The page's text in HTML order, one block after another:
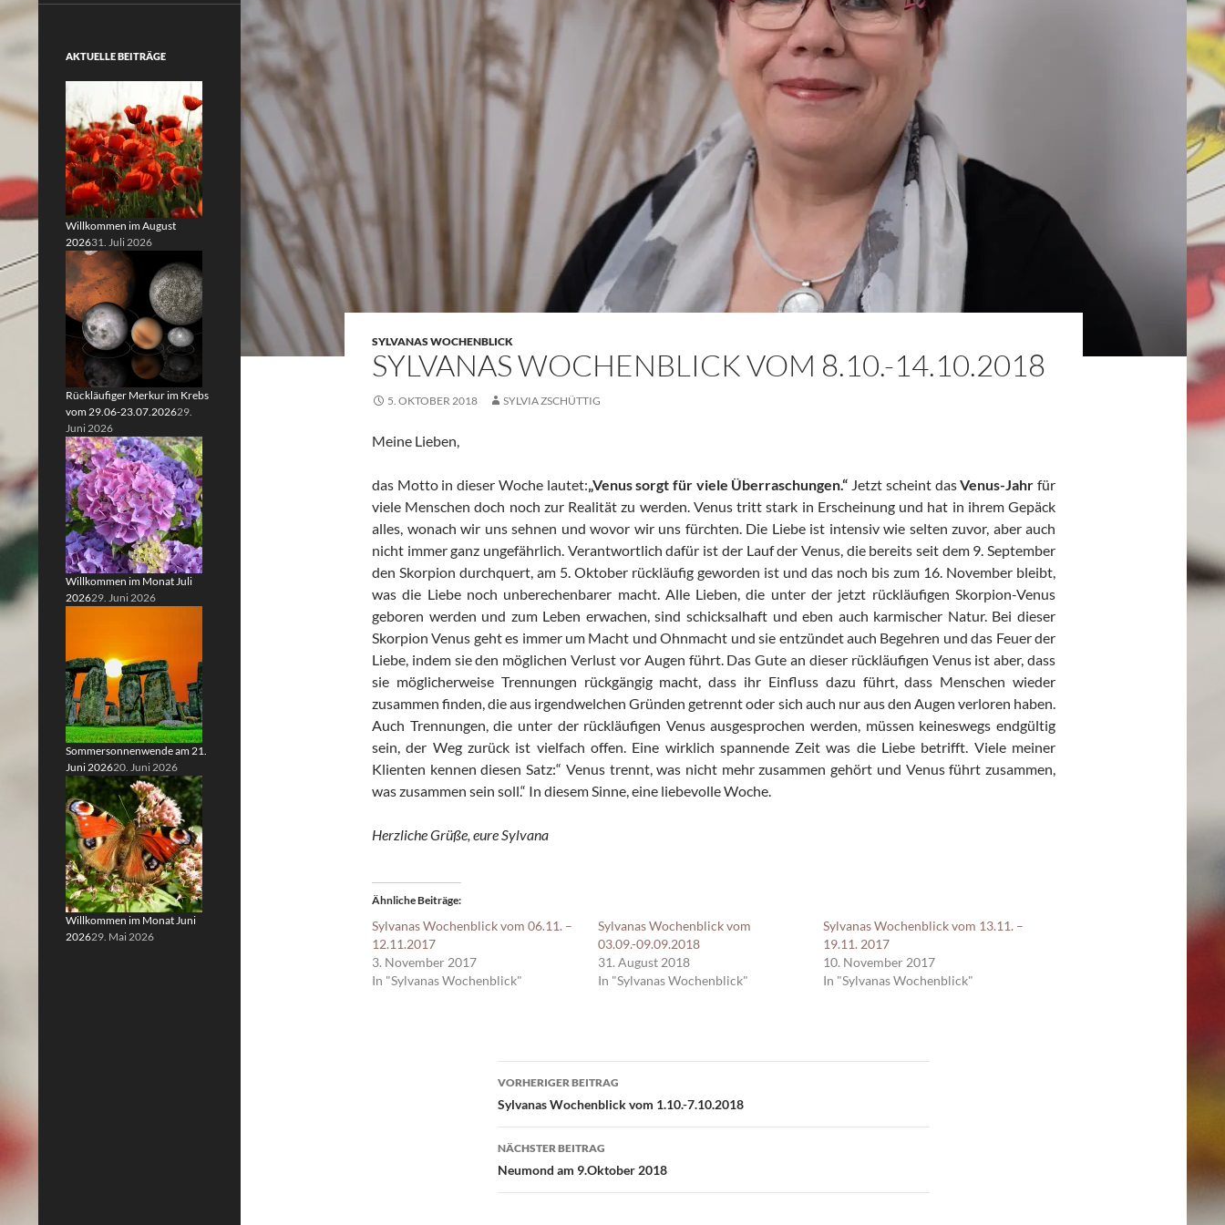
SYLVANAS WOCHENBLICK
SYLVANAS WOCHENBLICK VOM 8.10.-14.10.2018
5. OKTOBER 2018 SYLVIA ZSCHÜTTIG
Meine Lieben,
das Motto in dieser Woche lautet:„Venus sorgt für viele Überraschungen.“ Jetzt scheint dasVenus-Jahr für
viele Menschen doch noch zur Realität zu werden. Venus tritt stark in Erscheinung und hat in ihrem Gepäck
alles, wonach wir uns sehnen und wovor wir uns fürchten. Die Liebe ist intensiv wie selten zuvor, aber auch
nicht immer ganz ungefährlich. Verantwortlich dafür ist der Lauf der Venus, die bereits seit dem 9. September
den Skorpion durchquert, am 5. Oktober rückläufig geworden ist und das noch bis zum 16. November bleibt,
was die Liebe noch unberechenbarer macht. Alle Lieben, die unter der jetzt rückläufigen Skorpion-Venus
geboren werden und zum Leben erwachen, sind schicksalhaft und eben auch karmischer Natur. Bei dieser
Skorpion Venus geht es immer um Macht und Ohnmacht und sie entzündet auch Begehren und das Feuer der
Liebe, indem sie den möglichen Verlust vor Augen führt. Das Gute an dieser rückläufigen Venus ist aber, dass
sie möglicherweise Trennungen rückgängig macht, dass ihr Einfluss dazu führt, dass Menschen wieder
zusammen finden, die aus irgendwelchen Gründen getrennt oder sich auch nur aus den Augen verloren haben.
Auch Trennungen, die unter der rückläufigen Venus ausgesprochen werden, müssen keineswegs endgültig
sein, der Weg zurück ist vielfach offen. Eine wirklich spannende Zeit was die Liebe betrifft. Viele meiner
Klienten kennen diesen Satz:“ Venus trennt, was nicht mehr zusammen gehört und Venus führt zusammen,
was zusammen sein soll.“ In diesem Sinne, eine liebevolle Woche.
Herzliche Grüße, eure Sylvana
Ähnliche Beiträge
Sylvanas Wochenblick vom 06.11. –
12.11.2017
3. November 2017
In "Sylvanas Wochenblick"
Sylvanas Wochenblick vom
03.09.-09.09.2018
31. August 2018
In "Sylvanas Wochenblick"
Sylvanas Wochenblick vom 13.11. –
19.11. 2017
10. November 2017
In "Sylvanas Wochenblick"
Beitragsnavigation
VORHERIGER BEITRAG
Sylvanas Wochenblick vom 1.10.-7.10.2018
NÄCHSTER BEITRAG
Neumond am 9.Oktober 2018
AKTUELLE BEITRÄGE
Willkommen im August
202631. Juli 2026
Rückläufiger Merkur im Krebs
vom 29.06-23.07.202629.
Juni 2026
Willkommen im Monat Juli
202629. Juni 2026
Sommersonnenwende am 21.
Juni 202620. Juni 2026
Willkommen im Monat Juni
202629. Mai 2026